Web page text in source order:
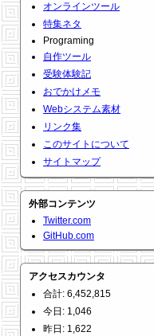
オンラインツール
特集ネタ
Programing
自作ツール
受験体験記
おでかけメモ
Webシステム素材
リンク集
このサイトについて
サイトマップ
外部コンテンツ
Twitter.com
GitHub.com
アクセスカウンタ
合計: 6,452,815
今日: 1,046
昨日: 1,622